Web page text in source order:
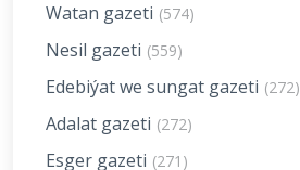
Watan gazeti (574)
Nesil gazeti (559)
Edebiýat we sungat gazeti (272)
Adalat gazeti (272)
Esger gazeti (271)